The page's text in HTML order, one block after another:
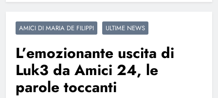
AMICI DI MARIA DE FILIPPI ULTIME NEWS
L’emozionante uscita di
Luk3 da Amici 24, le
parole toccanti